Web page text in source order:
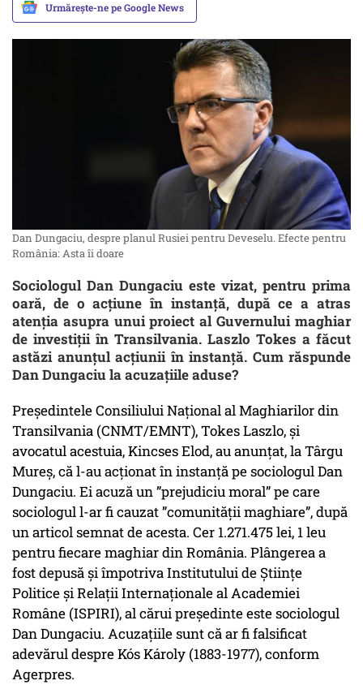
Urmărește-ne pe Google News
Dan Dungaciu, despre planul Rusiei pentru Deveselu. Efecte pentru
România: Asta îi doare
Sociologul Dan Dungaciu este vizat, pentru prima
oară, de o acțiune în instanță, după ce a atras
atenția asupra unui proiect al Guvernului maghiar
de investiții în Transilvania. Laszlo Tokes a făcut
astăzi anunțul acțiunii în instanță. Cum răspunde
Dan Dungaciu la acuzațiile aduse?
Președintele Consiliului Naţional al Maghiarilor din
Transilvania (CNMT/EMNT), Tokes Laszlo, şi
avocatul acestuia, Kincses Elod, au anunţat, la Târgu
Mureș, că l-au acționat în instanță pe sociologul Dan
Dungaciu. Ei acuză un ”prejudiciu moral” pe care
sociologul l-ar fi cauzat ”comunității maghiare”, după
un articol semnat de acesta. Cer 1.271.475 lei, 1 leu
pentru fiecare maghiar din România. Plângerea a
fost depusă și împotriva Institutului de Ştiinţe
Politice şi Relaţii Internaţionale al Academiei
Române (ISPIRI), al cărui preşedinte este sociologul
Dan Dungaciu. Acuzațiile sunt că ar fi falsificat
adevărul despre Kós Károly (1883-1977), conform
Agerpres.